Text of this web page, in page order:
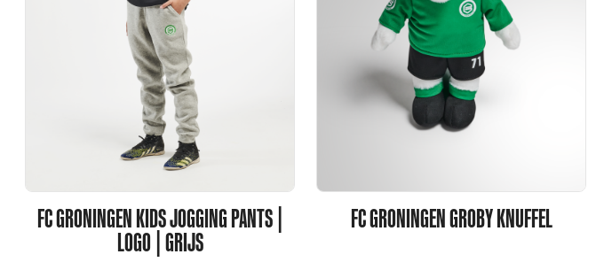
FC GRONINGEN KIDS JOGGING PANTS |
LOGO | GRIJS
FC GRONINGEN GROBY KNUFFEL